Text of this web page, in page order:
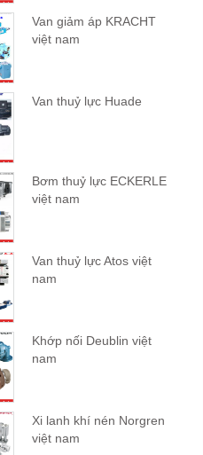
Van giảm áp KRACHT
việt nam
Van thuỷ lực Huade
Bơm thuỷ lực ECKERLE
việt nam
Van thuỷ lực Atos việt
nam
Khớp nối Deublin việt
nam
Xi lanh khí nén Norgren
việt nam